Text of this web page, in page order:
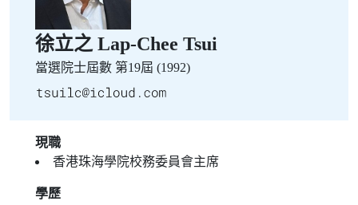
徐立之 Lap-Chee Tsui
當選院士屆數 第19屆 (1992)
現職
香港珠海學院校務委員會主席
學歷